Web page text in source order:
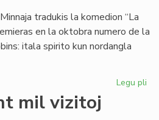
tradukis la komedion “La
en la oktobra numero de la
itala spirito kun nordangla
Legu pli
mil vizitoj